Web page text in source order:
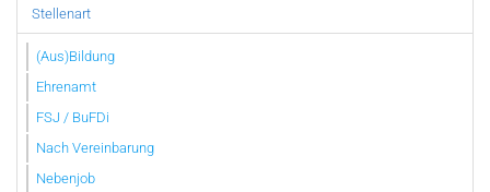
Stellenart
(Aus)Bildung
Ehrenamt
FSJ / BuFDi
Nach Vereinbarung
Nebenjob